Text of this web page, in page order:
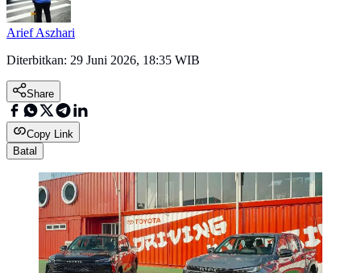
Arief Aszhari
Diterbitkan: 29 Juni 2026, 18:35 WIB
Share
Copy Link
Batal